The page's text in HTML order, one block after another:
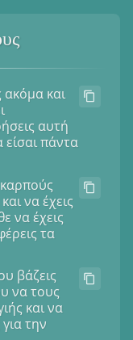
ακόμα και
αυτή
πάντα
να έχεις
να έχεις
τα
βάζεις
να τους
και να
την